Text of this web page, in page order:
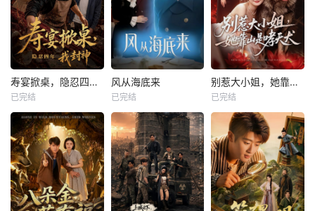
寿宴掀桌，隐忍四年我封神
已完结
风从海底来
已完结
别惹大小姐，她靠山是哮天犬
已完结